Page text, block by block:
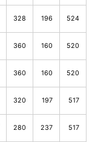
328 196 524
360 160 520
360 160 520
320 197 517
280 237 517